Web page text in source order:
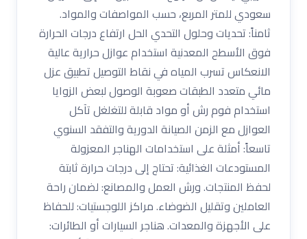
سعودي للمتر المربع، حسب المواصفات والمواد.
ثامناً: تحديات وحلول التحدي الحل ارتفاع درجات الحرارة
فوق الأسطح المعدنية استخدام عوازل حرارية عالية
الانعكاس تسرب المياه في نقاط التوصيل تطبيق عزل
مائي متعدد الطبقات صعوبة الوصول لبعض الزوايا
استخدام فوم رش أو مواد قابلة للتغلغل تآكل
العوازل مع الزمن الصيانة الدورية والتفقد السنوي
تاسعاً: أمثلة على استخدامات الهناجر المعزولة
المستودعات الغذائية: تحتاج إلى درجات حرارة ثابتة
لحفظ المنتجات. ورش العمل والمصانع: لضمان راحة
العاملين وتقليل الضوضاء. مراكز اللوجستيات: للحفاظ
على الأجهزة والمعدات. هناجر السيارات أو الطائرات: